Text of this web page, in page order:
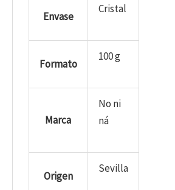
Envase
Cristal
Formato
100 g
Marca
No ni
ná
Origen
Sevilla